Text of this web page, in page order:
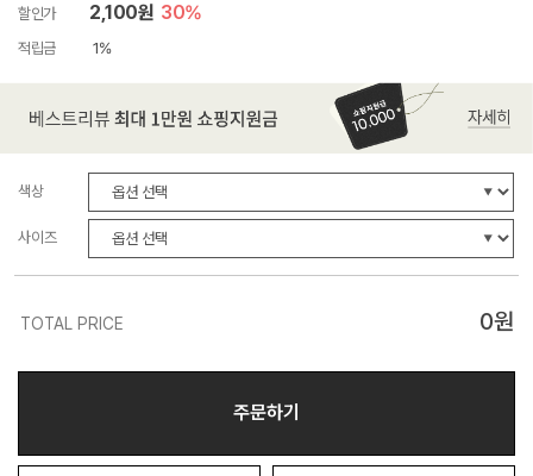
할인가
2,100원 30%
적립금 1%
색상
사이즈
TOTAL PRICE 0원
주문하기